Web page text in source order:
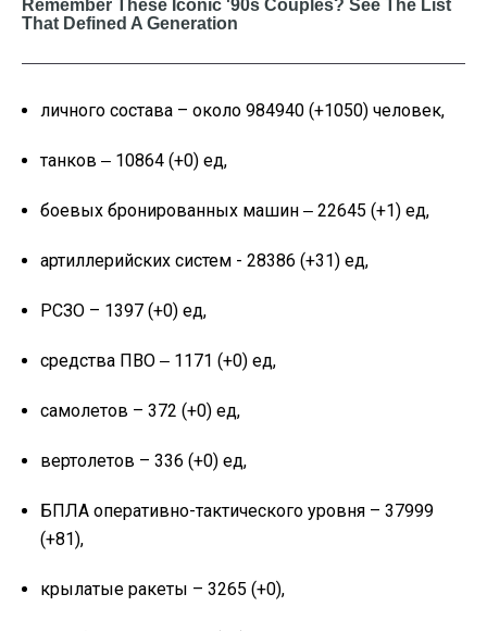
личного состава – около 984940 (+1050) человек,
танков ‒ 10864 (+0) ед,
боевых бронированных машин ‒ 22645 (+1) ед,
артиллерийских систем - 28386 (+31) ед,
РСЗО – 1397 (+0) ед,
средства ПВО ‒ 1171 (+0) ед,
самолетов – 372 (+0) ед,
вертолетов – 336 (+0) ед,
БПЛА оперативно-тактического уровня – 37999
(+81),
крылатые ракеты – 3265 (+0),